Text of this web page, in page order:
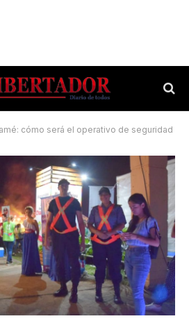
cómo será el operativo de seguridad